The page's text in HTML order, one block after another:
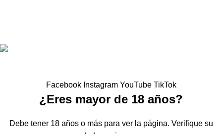
Facebook Instagram YouTube TikTok
¿Eres mayor de 18 años?
Debe tener 18 años o más para ver la página. Verifique su